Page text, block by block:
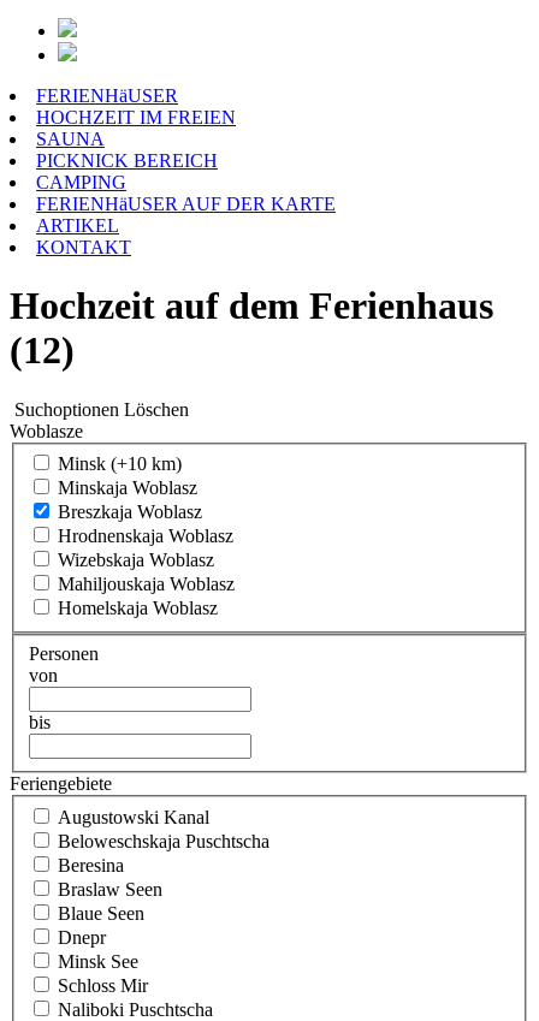
FERIENHäUSER
HOCHZEIT IM FREIEN
SAUNA
PICKNICK BEREICH
CAMPING
FERIENHäUSER AUF DER KARTE
ARTIKEL
KONTAKT
Hochzeit auf dem Ferienhaus
(12)
Suchoptionen Löschen
Woblasze
Minsk (+10 km)
Minskaja Woblasz
Breszkaja Woblasz
Hrodnenskaja Woblasz
Wizebskaja Woblasz
Mahiljouskaja Woblasz
Homelskaja Woblasz
Personen
von
bis
Feriengebiete
Augustowski Kanal
Beloweschskaja Puschtscha
Beresina
Braslaw Seen
Blaue Seen
Dnepr
Minsk See
Schloss Mir
Naliboki Puschtscha